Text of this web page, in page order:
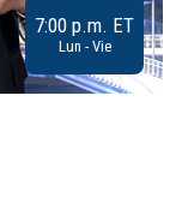
7:00 p.m. ET
Lun - Vie